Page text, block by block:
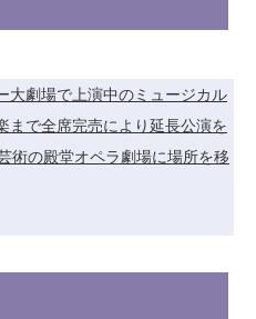
大劇場で上演中のミュージカル
まで全席完売により延長公演を
の殿堂オペラ劇場に場所を移